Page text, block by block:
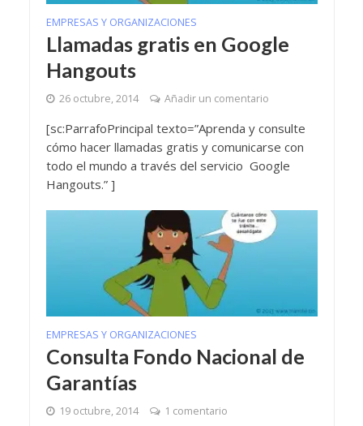
EMPRESAS Y ORGANIZACIONES
Llamadas gratis en Google
Hangouts
26 octubre, 2014 Añadir un comentario
[sc:ParrafoPrincipal texto=”Aprenda y consulte
cómo hacer llamadas gratis y comunicarse con
todo el mundo a través del servicio Google
Hangouts.” ]
EMPRESAS Y ORGANIZACIONES
Consulta Fondo Nacional de
Garantías
19 octubre, 2014 1 comentario